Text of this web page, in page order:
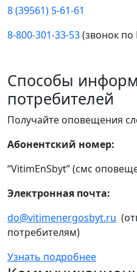
8 (39561) 5-61-61
8-800-301-33-53(звонок
Способы
потребителей
Получайте оповещения
Абонентский номер:
“VitimEnSbyt” (смс
Электронная почта:
do@vitimenergosbyt.ru
потребителям)
Узнать подробнее